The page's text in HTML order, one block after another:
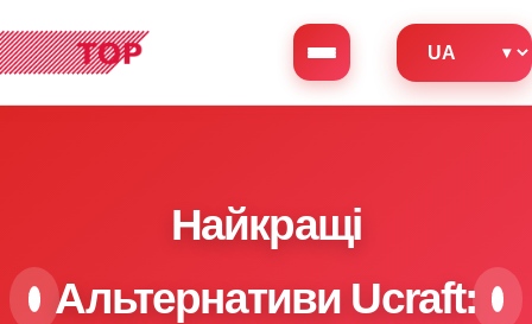
Найкращі
Альтернативи Ucraft: